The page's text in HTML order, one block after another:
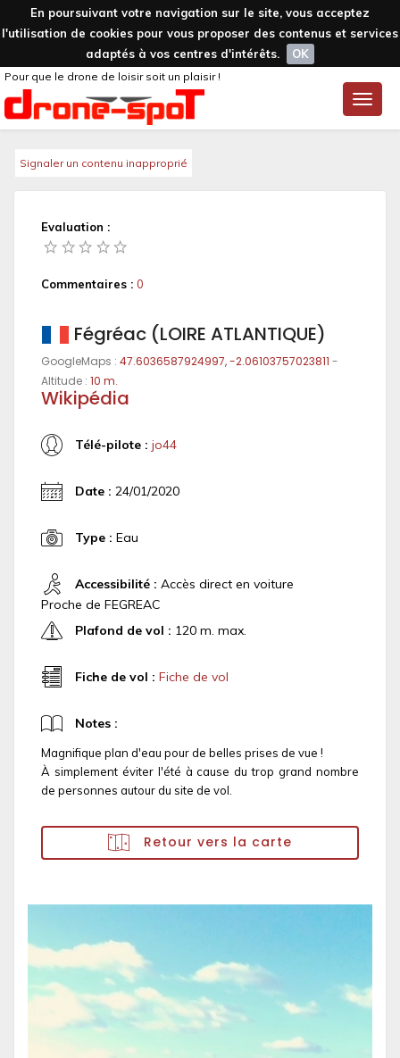
En poursuivant votre navigation sur le site, vous acceptez
l'utilisation de cookies pour vous proposer des contenus et services
adaptés à vos centres d'intérêts.
OK
Toggle
Pour que le drone de loisir soit un plaisir !
Signaler un contenu inapproprié
Evaluation :
Commentaires : 0
Fégréac (LOIRE ATLANTIQUE)
GoogleMaps : 47.6036587924997, -2.06103757023811 -
Altitude : 10 m.
Wikipédia
Télé-pilote : jo44
Date : 24/01/2020
Type : Eau
Accessibilité : Accès direct en voiture
Proche de FEGREAC
Plafond de vol : 120 m. max.
Fiche de vol : Fiche de vol
Notes :
Magnifique plan d'eau pour de belles prises de vue !
À simplement éviter l'été à cause du trop grand nombre
de personnes autour du site de vol.
Retour vers la carte